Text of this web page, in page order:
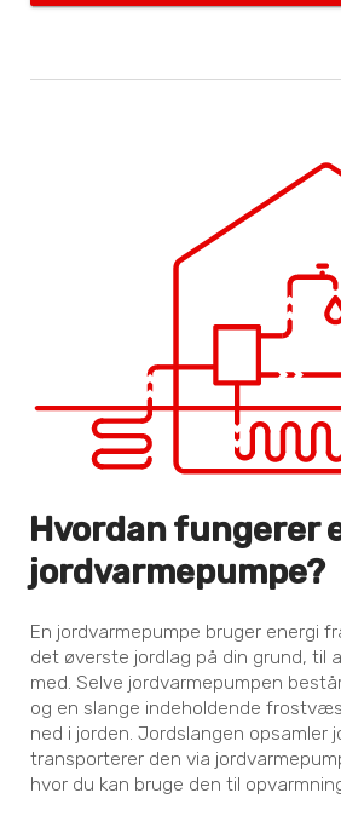
Hvordan fungerer
jordvarmepumpe?
En jordvarmepumpe bruger energi
det øverste jordlag på din grund, til
med. Selve jordvarmepumpen
og en slange indeholdende
ned i jorden. Jordslangen opsamler
transporterer den via
hvor du kan bruge den til